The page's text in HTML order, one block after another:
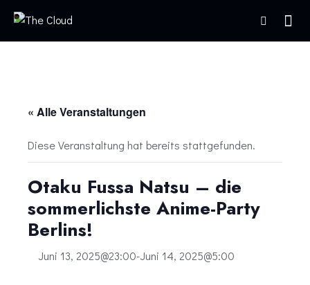
« Alle Veranstaltungen
Diese Veranstaltung hat bereits stattgefunden.
Otaku Fussa Natsu – die
sommerlichste Anime-Party
Berlins!
Juni 13, 2025@23:00-Juni 14, 2025@5:00